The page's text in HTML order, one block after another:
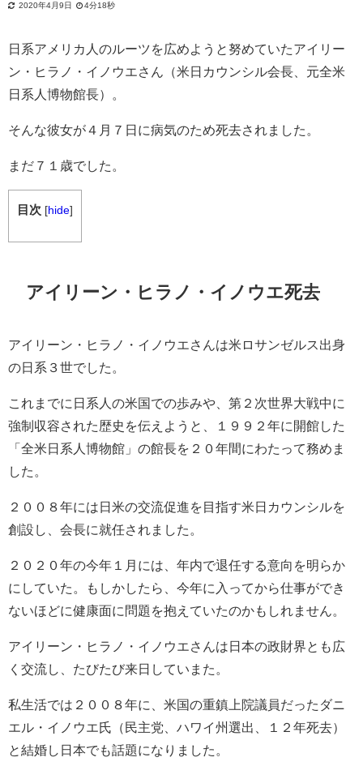
2020年4月9日 4分18秒
日系アメリカ人のルーツを広めようと努めていたアイリー
ン・ヒラノ・イノウエさん（米日カウンシル会長、元全米
日系人博物館長）。
そんな彼女が４月７日に病気のため死去されました。
まだ７１歳でした。
目次 [hide]
アイリーン・ヒラノ・イノウエ死去
アイリーン・ヒラノ・イノウエさんは米ロサンゼルス出身
の日系３世でした。
これまでに日系人の米国での歩みや、第２次世界大戦中に
強制収容された歴史を伝えようと、１９９２年に開館した
「全米日系人博物館」の館長を２０年間にわたって務めま
した。
２００８年には日米の交流促進を目指す米日カウンシルを
創設し、会長に就任されました。
２０２０年の今年１月には、年内で退任する意向を明らか
にしていた。もしかしたら、今年に入ってから仕事ができ
ないほどに健康面に問題を抱えていたのかもしれません。
アイリーン・ヒラノ・イノウエさんは日本の政財界とも広
く交流し、たびたび来日していまた。
私生活では２００８年に、米国の重鎮上院議員だったダニ
エル・イノウエ氏（民主党、ハワイ州選出、１２年死去）
と結婚し日本でも話題になりました。